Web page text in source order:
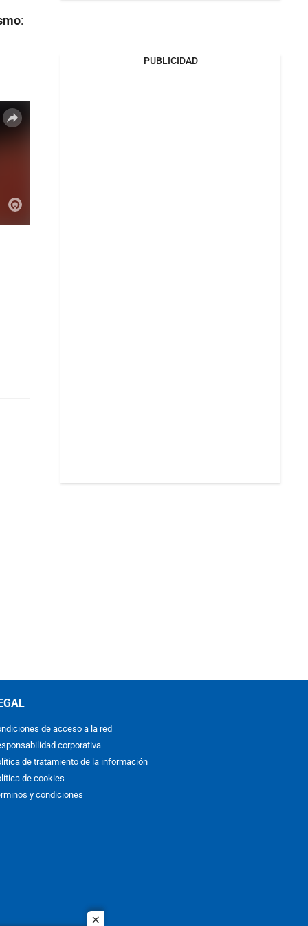
:
PUBLICIDAD
de acceso a la red
corporativa
de tratamiento de la información
de cookies
y condiciones